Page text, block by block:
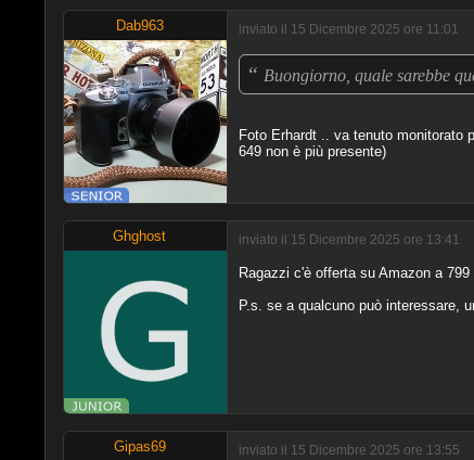
Dab963 inviato il 15 Dicembre 2025 ore 11:01
“ Buongiorno, quale sarebbe
Foto Erhardt .. va tenuto monitorato
649 non è più presente)
Ghghost inviato il 15 Dicembre 2025 ore 13:41
Ragazzi c'è offerta su Amazon a 799
P.s. se a qualcuno può interessare,
Gipas69 inviato il 15 Dicembre 2025 ore 13:55